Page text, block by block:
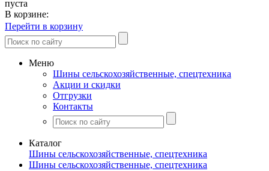
пуста
В корзине:
Перейти в корзину
Меню
Шины сельскохозяйственные, спецтехника
Акции и скидки
Отгрузки
Контакты
Каталог
Шины сельскохозяйственные, спецтехника
Шины сельскохозяйственные, спецтехника